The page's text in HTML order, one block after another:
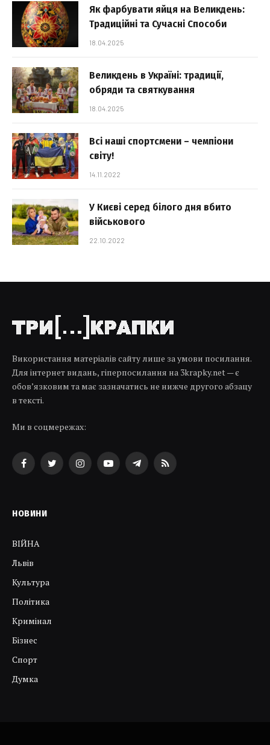
Як фарбувати яйця на Великдень:
Традиційні та Сучасні Способи
18.04.2025
Великдень в Україні: традиції,
обряди та святкування
18.04.2025
Всі наші спортсмени – чемпіони
світу!
14.11.2022
У Києві серед білого дня вбито
військового
22.10.2022
Використання матеріалів сайту лише за умови посилання.
Для інтернет видань, гіперпосилання на 3krapky.net — є
обов’язковим та має зазначатись не нижче другого абзацу
в тексті.
Ми в соцмережах:
FacebookTwitterInstagramYouTubeTelegramRSS
НОВИНИ
ВІЙНА
Львів
Культура
Політика
Кримінал
Бізнес
Спорт
Думка